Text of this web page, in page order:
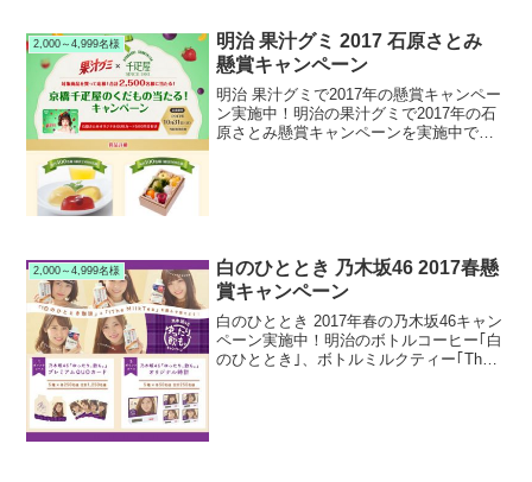
2,000～4,999名様
明治 果汁グミ 2017 石原さとみ
懸賞キャンペーン
明治 果汁グミで2017年の懸賞キャンペー
ン実施中！明治の果汁グミで2017年の石
原さとみ懸賞キャンペーンを実施中で
2,000～4,999名様
白のひととき 乃木坂46 2017春懸
賞キャンペーン
白のひととき 2017年春の乃木坂46キャン
ペーン実施中！明治のボトルコーヒー｢白
のひととき｣、ボトルミルクティー｢The